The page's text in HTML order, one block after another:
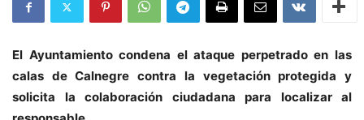
El Ayuntamiento condena el ataque perpetrado en las
calas de Calnegre contra la vegetación protegida y
solicita la colaboración ciudadana para localizar al